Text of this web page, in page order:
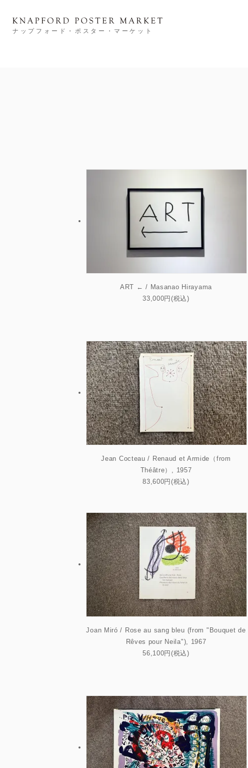
ナップフォード・ポスター・マーケット
MIDIUM（～W60cm）
ART ← / Masanao Hirayama
33,000円(税込)
Jean Cocteau / Renaud et Armide（from
Théâtre）, 1957
83,600円(税込)
Joan Miró / Rose au sang bleu (from "Bouquet de
Rêves pour Neila"), 1967
56,100円(税込)